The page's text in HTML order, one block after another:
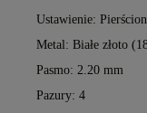
Ustawienie:
Metal: Białe złoto
Pasmo: 2.20 mm
Pazury: 4